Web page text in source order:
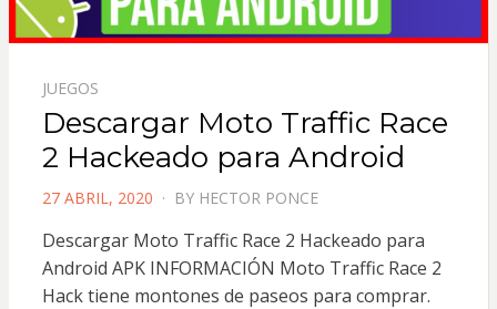
JUEGOS
Descargar Moto Traffic Race
2 Hackeado para Android
POSTED
27 ABRIL, 2020 BY HECTOR PONCE
Descargar Moto Traffic Race 2 Hackeado para
Android APK INFORMACIÓN Moto Traffic Race 2
Hack tiene montones de paseos para comprar.